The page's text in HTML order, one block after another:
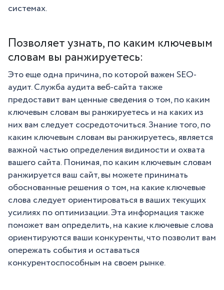
системах.
Позволяет узнать, по каким ключевым
словам вы ранжируетесь:
Это еще одна причина, по которой важен SEO-
аудит. Служба аудита веб-сайта также
предоставит вам ценные сведения о том, по каким
ключевым словам вы ранжируетесь и на каких из
них вам следует сосредоточиться. Знание того, по
каким ключевым словам вы ранжируетесь, является
важной частью определения видимости и охвата
вашего сайта. Понимая, по каким ключевым словам
ранжируется ваш сайт, вы можете принимать
обоснованные решения о том, на какие ключевые
слова следует ориентироваться в ваших текущих
усилиях по оптимизации. Эта информация также
поможет вам определить, на какие ключевые слова
ориентируются ваши конкуренты, что позволит вам
опережать события и оставаться
конкурентоспособным на своем рынке.